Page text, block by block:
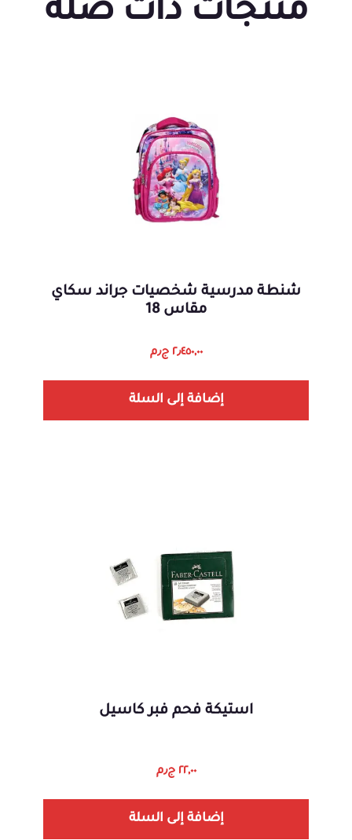
منتجات ذات صلة
شنطة مدرسية شخصيات جراند سكاي
مقاس 18
٢٫٤٥٠,٠٠ ج٫م
إضافة إلى السلة
استيكة فحم فبر كاسيل
٢٢,٠٠ ج٫م
إضافة إلى السلة